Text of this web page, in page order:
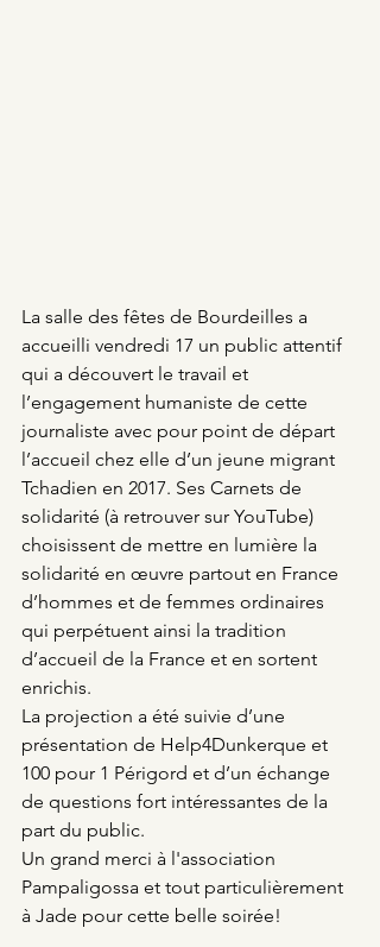
La salle des fêtes de Bourdeilles a
accueilli vendredi 17 un public attentif
qui a découvert le travail et
l’engagement humaniste de cette
journaliste avec pour point de départ
l’accueil chez elle d’un jeune migrant
Tchadien en 2017. Ses Carnets de
solidarité (à retrouver sur YouTube)
choisissent de mettre en lumière la
solidarité en œuvre partout en France
d’hommes et de femmes ordinaires
qui perpétuent ainsi la tradition
d’accueil de la France et en sortent
enrichis.
La projection a été suivie d’une
présentation de Help4Dunkerque et
100 pour 1 Périgord et d’un échange
de questions fort intéressantes de la
part du public.
Un grand merci à l'association
Pampaligossa et tout particulièrement
à Jade pour cette belle soirée!